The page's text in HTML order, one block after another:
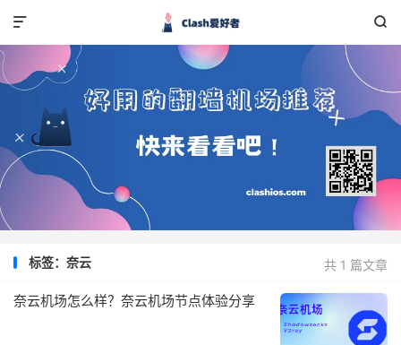


共 1 篇文章
标签：奈云
奈云机场怎么样？奈云机场节点体验分享